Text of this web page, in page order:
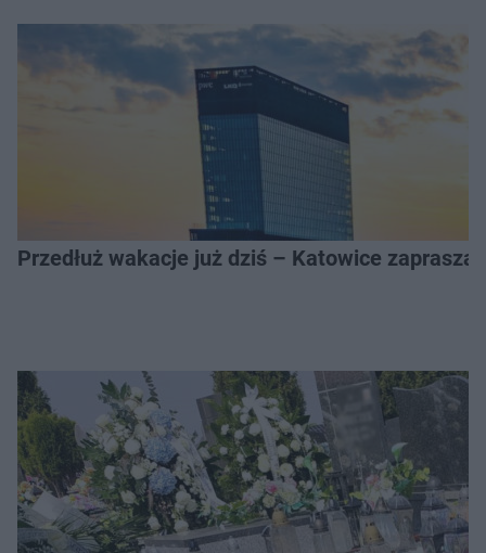
Przedłuż wakacje już dziś – Katowice